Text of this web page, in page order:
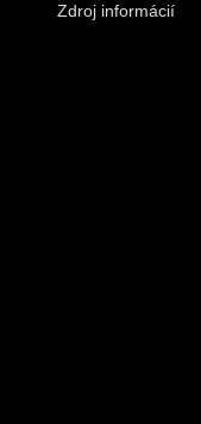
Zdroj informácií